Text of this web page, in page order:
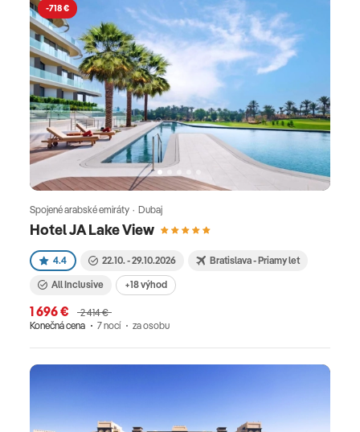
-718 €
Hotel JA Lake View
Spojené arabské emiráty · Dubaj
4.4 22.10. - 29.10.2026 Bratislava - Priamy let
All Inclusive +18 výhod
1 696 €
2 414 €
Konečná cena
7 nocí za osobu